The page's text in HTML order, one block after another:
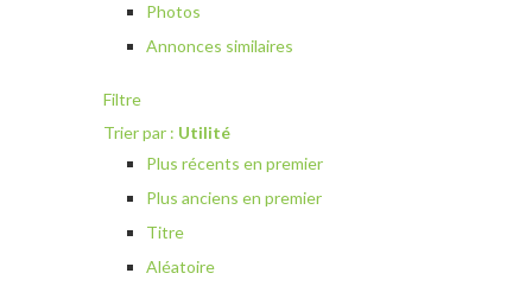
Photos
Annonces similaires
Filtre
Trier par : Utilité
Plus récents en premier
Plus anciens en premier
Titre
Aléatoire